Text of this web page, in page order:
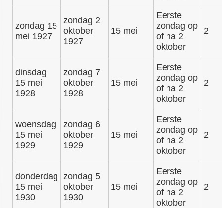
zondag 15
mei 1927
zondag 2
oktober
1927
15 mei
Eerste
zondag op
of na 2
oktober
2
dinsdag
15 mei
1928
zondag 7
oktober
1928
15 mei
Eerste
zondag op
of na 2
oktober
2
woensdag
15 mei
1929
zondag 6
oktober
1929
15 mei
Eerste
zondag op
of na 2
oktober
2
donderdag
15 mei
1930
zondag 5
oktober
1930
15 mei
Eerste
zondag op
of na 2
oktober
2